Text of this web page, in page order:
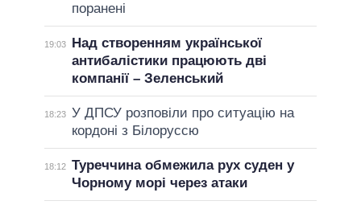
поранені
19:03
Над створенням української
антибалістики працюють дві
компанії – Зеленський
18:23 У ДПСУ розповіли про ситуацію на
кордоні з Білоруссю
18:12 Туреччина обмежила рух суден у
Чорному морі через атаки